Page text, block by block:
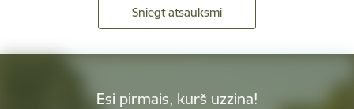
Sniegt atsauksmi
Esi pirmais, kurš uzzina!